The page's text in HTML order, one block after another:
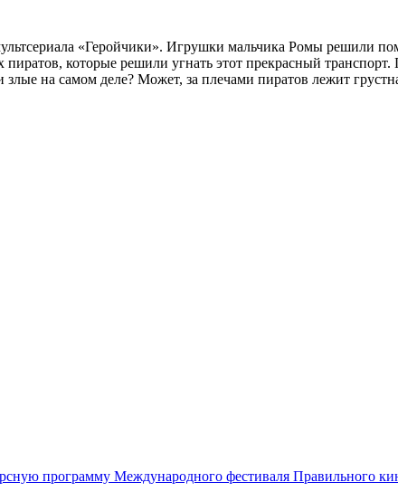
«Геройчики». Игрушки мальчика Ромы решили
пиратов, которые решили угнать этот прекрасный
на самом деле? Может, за плечами пиратов лежит
программу Международного фестиваля Правильного